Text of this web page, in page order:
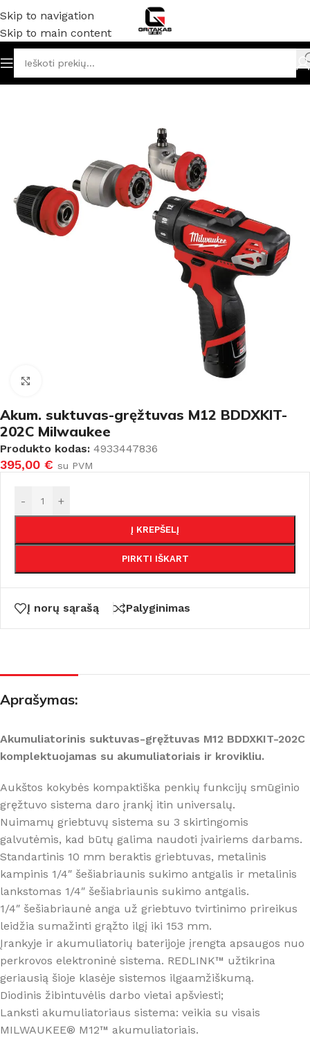
Skip to navigation
Skip to main content
ir elektriniai įrankiai Gręžtuvai / smūginiai gręžtuvai
Akum. suktuvas-gręžtuvas M12 BDDXKIT-
202C Milwaukee
Produkto kodas: 4933447836
395,00 € su PVM
- +
Į KREPŠELĮ
PIRKTI IŠKART
Į norų sąrašą Palyginimas
Aprašymas:
Akumuliatorinis suktuvas-gręžtuvas M12 BDDXKIT-202C
komplektuojamas su akumuliatoriais ir krovikliu.
Aukštos kokybės kompaktiška penkių funkcijų smūginio
gręžtuvo sistema daro įrankį itin universalų.
Nuimamų griebtuvų sistema su 3 skirtingomis
galvutėmis, kad būtų galima naudoti įvairiems darbams.
Standartinis 10 mm beraktis griebtuvas, metalinis
kampinis 1/4″ šešiabriaunis sukimo antgalis ir metalinis
lankstomas 1/4″ šešiabriaunis sukimo antgalis.
1/4″ šešiabriaunė anga už griebtuvo tvirtinimo prireikus
leidžia sumažinti grąžto ilgį iki 153 mm.
Įrankyje ir akumuliatorių baterijoje įrengta apsaugos nuo
perkrovos elektroninė sistema. REDLINK™ užtikrina
geriausią šioje klasėje sistemos ilgaamžiškumą.
Diodinis žibintuvėlis darbo vietai apšviesti;
Lanksti akumuliatoriaus sistema: veikia su visais
MILWAUKEE® M12™ akumuliatoriais.